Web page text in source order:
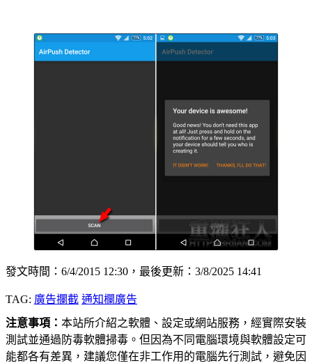
發文時間：6/4/2015 12:30，最後更新：3/8/2025 14:41
TAG: 廣告攔截 通知欄廣告
注意事項： 本站所介紹之軟體、設定或網站服務，經實際安裝
測試並通過防毒軟體掃毒。但因為不同電腦環境與軟體設定可
能都各有差異，建議您僅在非工作用的電腦先行測試，避免因